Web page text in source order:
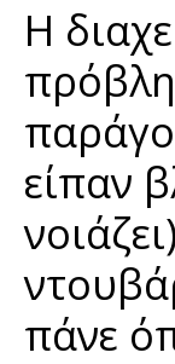
Η
είπαν
πάνε